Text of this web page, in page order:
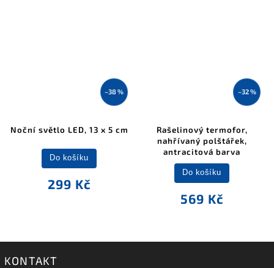
–38 %
Noční světlo LED, 13 x 5 cm
299 Kč
Do košíku
–32 %
Rašelinový termofor,
nahřívaný polštářek,
antracitová barva
569 Kč
Do košíku
KONTAKT